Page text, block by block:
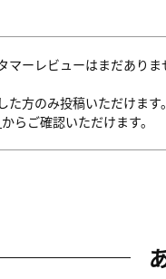
ーレビューはまだありま
た方のみ投稿いただけます
からご確認いただけます。